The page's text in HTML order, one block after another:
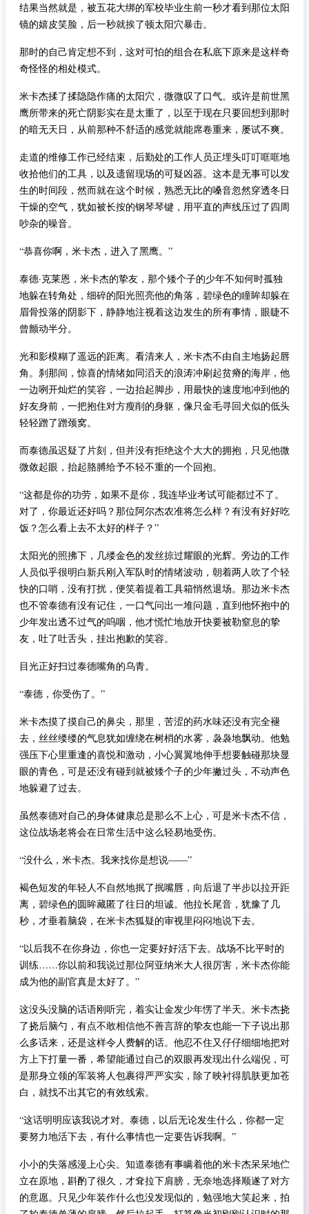
结果当然就是，被五花大绑的军校毕业生前一秒才看到那位太阳
镜的嬉皮笑脸，后一秒就挨了顿太阳穴暴击。
那时的自己肯定想不到，这对可怕的组合在私底下原来是这样奇
奇怪怪的相处模式。
米卡杰揉了揉隐隐作痛的太阳穴，微微叹了口气。或许是前世黑
鹰所带来的死亡阴影实在是太重了，以至于现在只要回想到那时
的暗无天日，从前那种不舒适的感觉就能席卷重来，屡试不爽。
走道的维修工作已经结束，后勤处的工作人员正埋头叮叮哐哐地
收拾他们的工具，以及遗留现场的可疑凶器。这本是无事可以发
生的时间段，然而就在这个时候，熟悉无比的嗓音忽然穿透冬日
干燥的空气，犹如被长按的钢琴琴键，用平直的声线压过了四周
吵杂的噪音。
“恭喜你啊，米卡杰，进入了黑鹰。”
泰德·克莱恩，米卡杰的挚友，那个矮个子的少年不知何时孤独
地躲在转角处，细碎的阳光照亮他的角落，碧绿色的瞳眸却躲在
眉骨投落的阴影下，静静地注视着这边发生的所有事情，眼睫不
曾颤动半分。
光和影模糊了遥远的距离。看清来人，米卡杰不由自主地扬起唇
角。刹那间，惊喜的情绪如同滔天的浪涛冲刷起贫瘠的海岸，他
一边咧开灿烂的笑容，一边抬起脚步，用最快的速度地冲到他的
好友身前，一把抱住对方瘦削的身躯，像只金毛寻回犬似的低头
轻轻蹭了蹭颈窝。
而泰德虽迟疑了片刻，但并没有拒绝这个大大的拥抱，只见他微
微敛起眼，抬起胳膊给予不轻不重的一个回抱。
“这都是你的功劳，如果不是你，我连毕业考试可能都过不了。
对了，你最近还好吗？那位阿尔杰农准将怎么样？有没有好好吃
饭？怎么看上去不太好的样子？”
太阳光的照拂下，几缕金色的发丝掠过耀眼的光辉。旁边的工作
人员似乎很明白新兵刚入军队时的情绪波动，朝着两人吹了个轻
快的口哨，没有打扰，便笑着提着工具箱悄然退场。那边米卡杰
也不管泰德有没有记住，一口气问出一堆问题，直到他怀抱中的
少年发出透不过气的呜咽，他才慌忙地放开快要被勒窒息的挚
友，吐了吐舌头，挂出抱歉的笑容。
目光正好扫过泰德嘴角的乌青。
“泰德，你受伤了。”
米卡杰摸了摸自己的鼻尖，那里，苦涩的药水味还没有完全褪
去，丝丝缕缕的气息犹如缠绕在树梢的水雾，袅袅地飘动。他勉
强压下心里重逢的喜悦和激动，小心翼翼地伸手想要触碰那块显
眼的青色，可是还没有碰到就被矮个子的少年撇过头，不动声色
地躲避了过去。
虽然泰德对自己的身体健康总是那么不上心，可是米卡杰不信，
这位战场老将会在日常生活中这么轻易地受伤。
“没什么，米卡杰。我来找你是想说——”
褐色短发的年轻人不自然地抿了抿嘴唇，向后退了半步以拉开距
离，碧绿色的圆眸藏匿了往日的坦诚。他拉长尾音，犹豫了几
秒，才垂着脑袋，在米卡杰狐疑的审视里闷闷地说下去。
“以后我不在你身边，你也一定要好好活下去。战场不比平时的
训练……你以前和我说过那位阿亚纳米大人很厉害，米卡杰你能
成为他的副官真是太好了。”
这没头没脑的话语刚听完，着实让金发少年愣了半天。米卡杰挠
了挠后脑勺，有点不敢相信他不善言辞的挚友也能一下子说出那
么多话来，还是这样令人费解的话。他忍不住又仔仔细细地把对
方上下打量一番，希望能通过自己的双眼再发现出什么端倪，可
是那身立领的军装将人包裹得严严实实，除了映衬得肌肤更加苍
白，就找不出其它的有效线索。
“这话明明应该我说才对。泰德，以后无论发生什么，你都一定
要努力地活下去，有什么事情也一定要告诉我啊。”
小小的失落感漫上心尖。知道泰德有事瞒着他的米卡杰呆呆地伫
立在原地，斟酌了很久，才耷拉下肩膀，无奈地选择顺遂了对方
的意愿。只见少年装作什么也没发现似的，勉强地大笑起来，拍